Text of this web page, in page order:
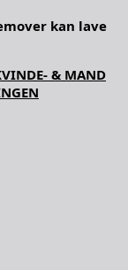
kan lave
& MAND